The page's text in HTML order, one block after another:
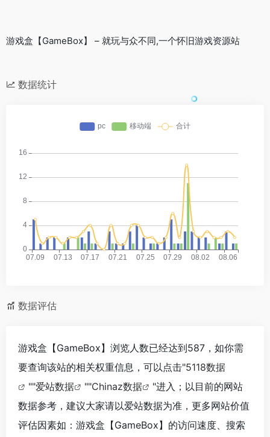
游戏盒【GameBox】 – 就玩与众不同,一个怀旧游戏资源站
数据统计
数据评估
游戏盒【GameBox】浏览人数已经达到587，如你需
要查询该站的相关权重信息，可以点击"5118数据
""爱站数据 ""Chinaz数据
"进入；以目前的网站
数据参考，建议大家请以爱站数据为准，更多网站价值
评估因素如：游戏盒【GameBox】的访问速度、搜索